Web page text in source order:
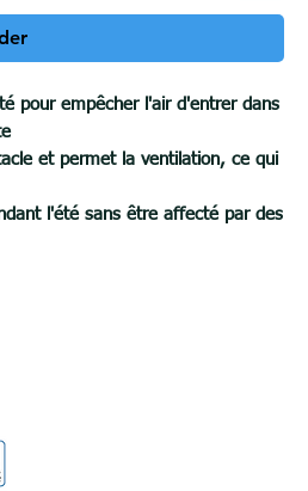
pour empêcher l'air d'entrer dans
et permet la ventilation, ce qui
l'été sans être affecté par des